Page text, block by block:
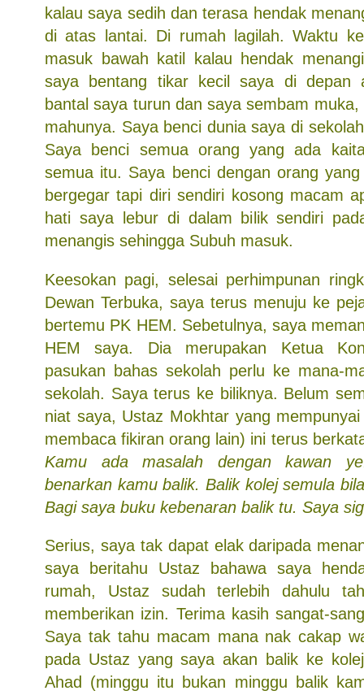
kalau saya sedih dan terasa hendak
di atas lantai. Di rumah lagilah. Waktu
masuk bawah katil kalau hendak
saya bentang tikar kecil saya di depan
bantal saya turun dan saya sembam
mahunya. Saya benci dunia saya di
Saya benci semua orang yang ada
semua itu. Saya benci dengan orang
bergegar tapi diri sendiri kosong macam
hati saya lebur di dalam bilik sendiri
menangis sehingga Subuh masuk.
Keesokan pagi, selesai perhimpunan
Dewan Terbuka, saya terus menuju ke
bertemu PK HEM. Sebetulnya, saya
HEM saya. Dia merupakan Ketua
pasukan bahas sekolah perlu ke mana-
sekolah. Saya terus ke biliknya. Belum
niat saya, Ustaz Mokhtar yang
membaca fikiran orang lain) ini terus
Kamu ada masalah dengan kawan
benarkan kamu balik. Balik kolej semula
Bagi saya buku kebenaran balik tu. Saya
Serius, saya tak dapat elak daripada
saya beritahu Ustaz bahawa saya
rumah, Ustaz sudah terlebih dahulu
memberikan izin. Terima kasih sangat-
Saya tak tahu macam mana nak cakap
pada Ustaz yang saya akan balik ke
Ahad (minggu itu bukan minggu balik